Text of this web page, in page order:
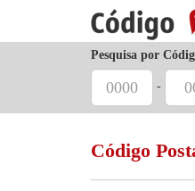
Pesquisa por
-
Código